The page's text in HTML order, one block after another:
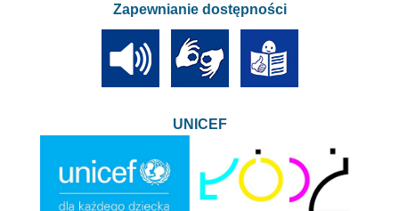
Zapewnianie dostępności
UNICEF